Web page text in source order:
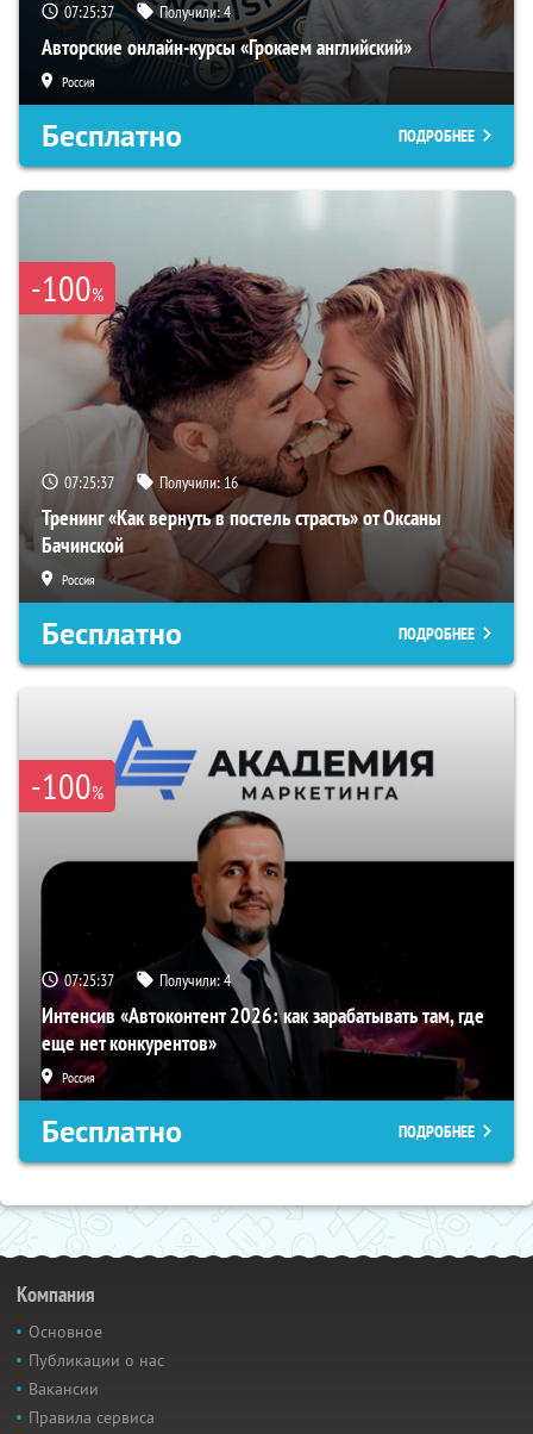
07:25:36 Получили:4
Авторские онлайн-курсы «Грокаем английский»
Россия
Бесплатно ПОДРОБНЕЕ
-100%
07:25:36 Получили:16
Тренинг «Как вернуть в постель страсть» от Оксаны
Бачинской
Россия
Бесплатно ПОДРОБНЕЕ
-100%
07:25:36 Получили:4
Интенсив «Автоконтент 2026: как зарабатывать там, где
еще нет конкурентов»
Россия
Бесплатно ПОДРОБНЕЕ
Компания
Основное
Публикации о нас
Вакансии
Правила сервиса